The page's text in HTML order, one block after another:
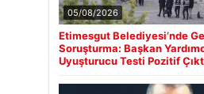
05/08/2026
Etimesgut Belediyesi’nde
Soruşturma: Başkan
Uyuşturucu Testi Pozitif